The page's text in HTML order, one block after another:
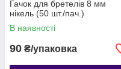
Гачок для бретелів 8 мм
нікель (50 шт./пач.)
В наявності
90 ₴/упаковка